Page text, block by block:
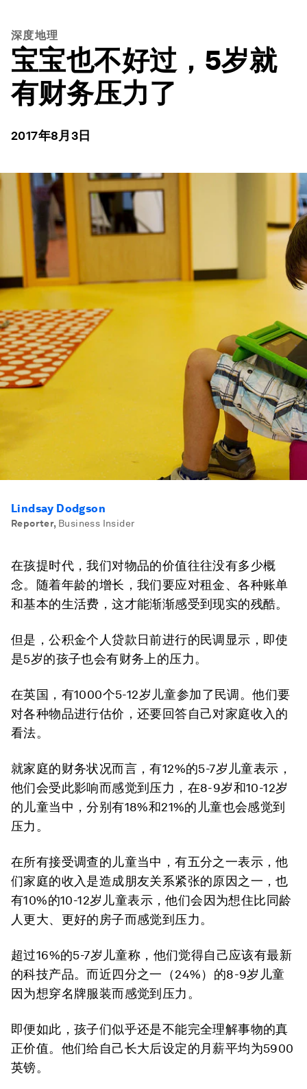
深度地理
宝宝也不好过，5岁就
有财务压力了
2017年8月3日
Lindsay Dodgson
Reporter, Business Insider
在孩提时代，我们对物品的价值往往没有多少概
念。随着年龄的增长，我们要应对租金、各种账单
和基本的生活费，这才能渐渐感受到现实的残酷。
但是，公积金个人贷款日前进行的民调显示，即使
是5岁的孩子也会有财务上的压力。
在英国，有1000个5-12岁儿童参加了民调。他们要
对各种物品进行估价，还要回答自己对家庭收入的
看法。
就家庭的财务状况而言，有12%的5-7岁儿童表示，
他们会受此影响而感觉到压力，在8-9岁和10-12岁
的儿童当中，分别有18%和21%的儿童也会感觉到
压力。
在所有接受调查的儿童当中，有五分之一表示，他
们家庭的收入是造成朋友关系紧张的原因之一，也
有10%的10-12岁儿童表示，他们会因为想住比同龄
人更大、更好的房子而感觉到压力。
超过16%的5-7岁儿童称，他们觉得自己应该有最新
的科技产品。而近四分之一（24%）的8-9岁儿童
因为想穿名牌服装而感觉到压力。
即便如此，孩子们似乎还是不能完全理解事物的真
正价值。他们给自己长大后设定的月薪平均为5900
英镑。